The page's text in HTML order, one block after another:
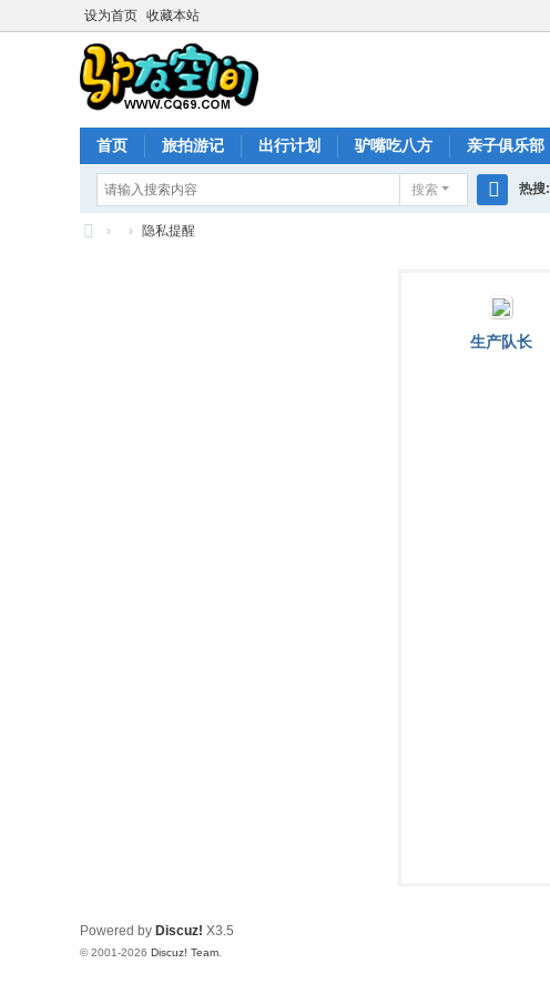
设为首页 收藏本站
首页 旅拍游记 出行计划 驴嘴吃八方 亲子俱乐部
搜索 热搜:
› › 隐私提醒
生产队长
Powered by Discuz! X3.5
© 2001-2026 Discuz! Team